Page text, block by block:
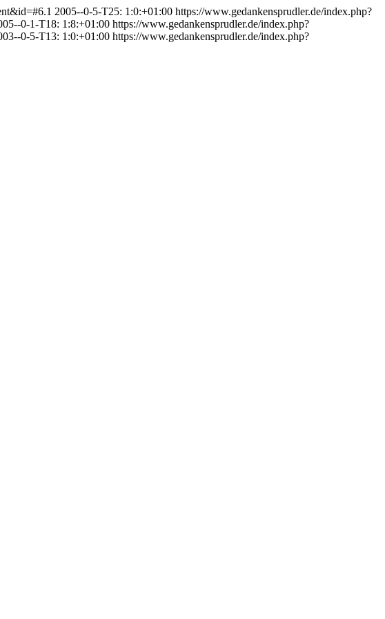
2005--0-5-T25: 1:0:+01:00 https://www.gedankensprudler.de/index.php?
0-1-T18: 1:8:+01:00 https://www.gedankensprudler.de/index.php?
0-5-T13: 1:0:+01:00 https://www.gedankensprudler.de/index.php?